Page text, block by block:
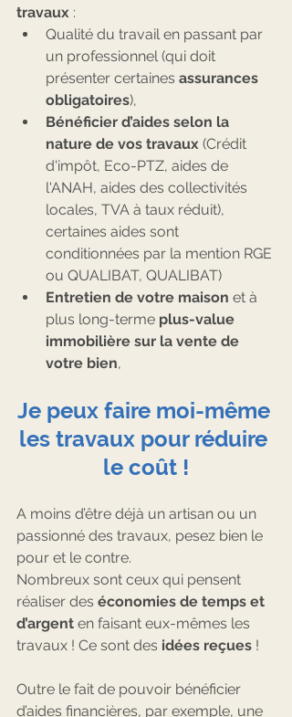
travaux :
Qualité du travail en passant par
un professionnel (qui doit
présenter certaines assurances
obligatoires),
Bénéficier d’aides selon la
nature de vos travaux (Crédit
d'impôt, Eco-PTZ, aides de
l'ANAH, aides des collectivités
locales, TVA à taux réduit),
certaines aides sont
conditionnées par la mention RGE
ou QUALIBAT, QUALIBAT)
Entretien de votre maison et à
plus long-terme plus-value
immobilière sur la vente de
votre bien,
Je peux faire moi-même
les travaux pour réduire
le coût !
A moins d’être déjà un artisan ou un
passionné des travaux, pesez bien le
pour et le contre.
Nombreux sont ceux qui pensent
réaliser des économies de temps et
d’argent en faisant eux-mêmes les
travaux ! Ce sont des idées reçues !
Outre le fait de pouvoir bénéficier
d’aides financières, par exemple, une